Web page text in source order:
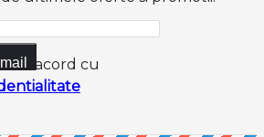
de acord cu